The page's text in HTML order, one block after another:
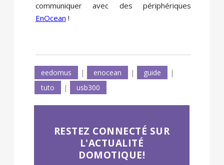
communiquer avec des périphériques
EnOcean !
eedomus | enocean | guide
|
tuto
| usb300
RESTEZ CONNECTÉ SUR
L'ACTUALITÉ
DOMOTIQUE!